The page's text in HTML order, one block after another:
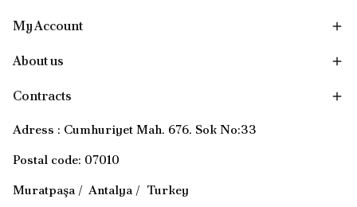
My Account
About us
Contracts
Adress : Cumhuriyet Mah. 676. Sok No:33
Postal code: 07010
Muratpaşa / Antalya / Turkey